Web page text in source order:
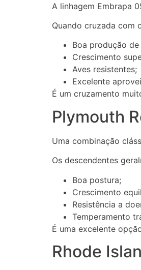
A linhagem Embrapa
Quando cruzada com
Boa produção
Crescimento
Aves resistentes;
Excelente
É um cruzamento
Plymouth
Uma combinação
Os descendentes
Boa postura;
Crescimento
Resistência a
Temperamento
É uma excelente
Rhode